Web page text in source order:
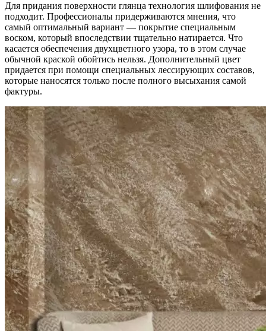
Для придания поверхности глянца технология шлифования не
подходит. Профессионалы придерживаются мнения, что
самый оптимальный вариант — покрытие специальным
воском, который впоследствии тщательно натирается. Что
касается обеспечения двухцветного узора, то в этом случае
обычной краской обойтись нельзя. Дополнительный цвет
придается при помощи специальных лессирующих составов,
которые наносятся только после полного высыхания самой
фактуры.